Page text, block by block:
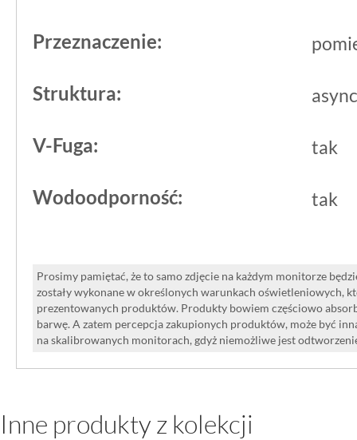
Przeznaczenie:
Struktura:
V-Fuga: tak
Wodoodporność: tak
Prosimy pamiętać, że to samo zdjęcie na każdym monitorze
zostały wykonane w określonych warunkach oświetleniowych,
prezentowanych produktów. Produkty bowiem częściowo
barwę. A zatem percepcja zakupionych produktów, może być
na skalibrowanych monitorach, gdyż niemożliwe jest
Inne produkty z kolekcji